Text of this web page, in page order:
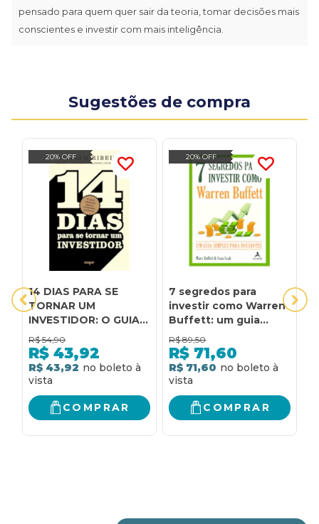
pensado para quem quer sair da teoria, tomar decisões mais
conscientes e investir com mais inteligência.
Sugestões de compra
20% OFF
14 DIAS PARA SE
TORNAR UM
INVESTIDOR: O GUIA
ESSENCIAL PARA O
INVESTIDOR
INICIANTE
R$ 54,90
R$ 43,92
R$ 43,92
COMPRAR
20% OFF
7 segredos para
investir como Warren
Buffett: um guia
simples para
iniciantes
R$ 89,50
R$ 71,60
R$ 71,60
COMPRAR